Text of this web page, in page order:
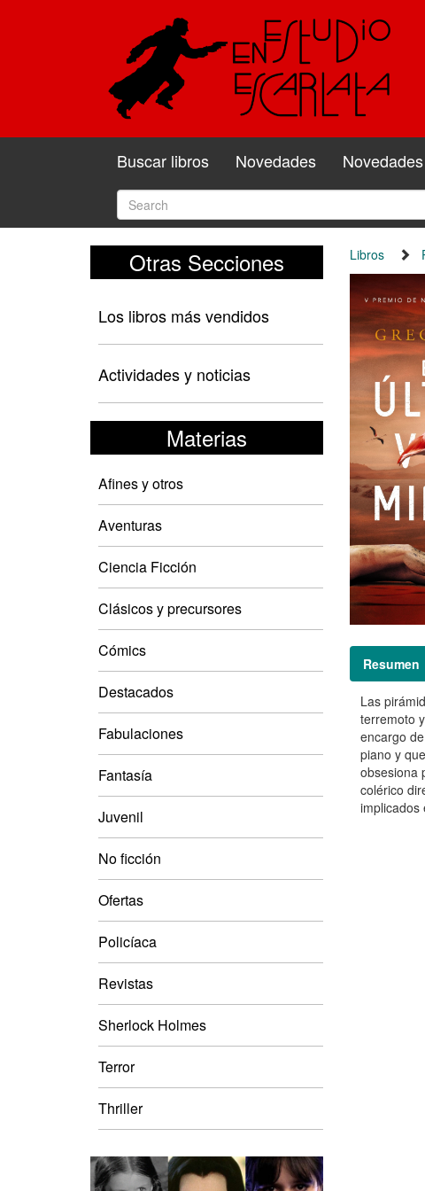
Buscar libros Novedades
Otras Secciones
Los libros más vendidos
Actividades y noticias
Materias
Afines y otros
Aventuras
Ciencia Ficción
Clásicos y precursores
Cómics
Destacados
Fabulaciones
Fantasía
Juvenil
No ficción
Ofertas
Policíaca
Revistas
Sherlock Holmes
Terror
Thriller
Libros
Resumen
Las
terremoto
encargo
piano y
obsesiona
colérico
implicados